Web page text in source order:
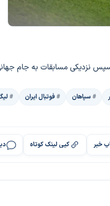
نزدیکی مسابقات به جام جهانی
سپاهان فوتبال ایران
خبر کپی لینک کوتاه